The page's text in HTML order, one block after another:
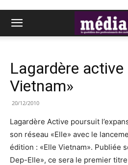
Lagardère active
Vietnam»
20/12/2010
Lagardère Active poursuit
son réseau «Elle» avec le
édition : «Elle Vietnam». Publiée
Dep-Elle», ce sera le premier